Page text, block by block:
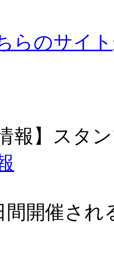
らのサイト
報】スタ
間開催さ